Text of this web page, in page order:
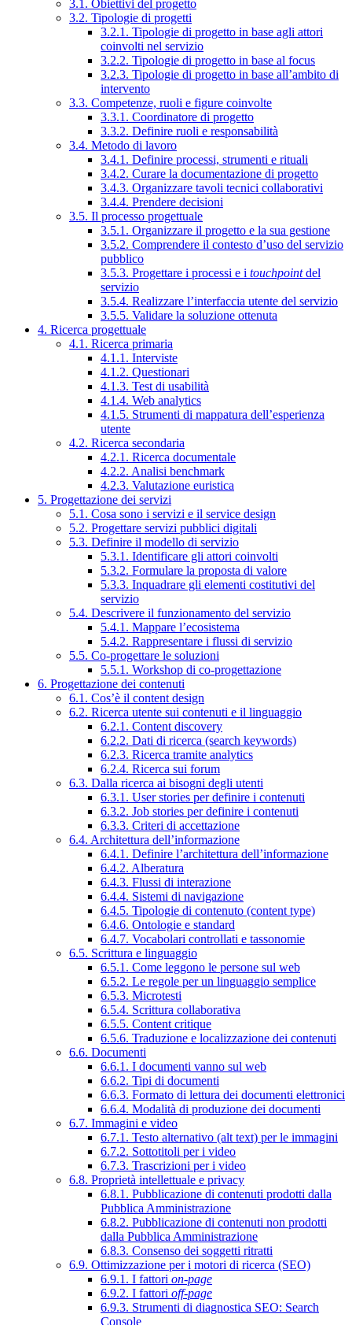
3.1. Obiettivi del progetto
3.2. Tipologie di progetti
3.2.1. Tipologie di progetto in base agli attori
coinvolti nel servizio
3.2.2. Tipologie di progetto in base al focus
3.2.3. Tipologie di progetto in base all’ambito di
intervento
3.3. Competenze, ruoli e figure coinvolte
3.3.1. Coordinatore di progetto
3.3.2. Definire ruoli e responsabilità
3.4. Metodo di lavoro
3.4.1. Definire processi, strumenti e rituali
3.4.2. Curare la documentazione di progetto
3.4.3. Organizzare tavoli tecnici collaborativi
3.4.4. Prendere decisioni
3.5. Il processo progettuale
3.5.1. Organizzare il progetto e la sua gestione
3.5.2. Comprendere il contesto d’uso del servizio
pubblico
3.5.3. Progettare i processi e i touchpointdel
servizio
3.5.4. Realizzare l’interfaccia utente del servizio
3.5.5. Validare la soluzione ottenuta
4. Ricerca progettuale
4.1. Ricerca primaria
4.1.1. Interviste
4.1.2. Questionari
4.1.3. Test di usabilità
4.1.4. Web analytics
4.1.5. Strumenti di mappatura dell’esperienza
utente
4.2. Ricerca secondaria
4.2.1. Ricerca documentale
4.2.2. Analisi benchmark
4.2.3. Valutazione euristica
5. Progettazione dei servizi
5.1. Cosa sono i servizi e il service design
5.2. Progettare servizi pubblici digitali
5.3. Definire il modello di servizio
5.3.1. Identificare gli attori coinvolti
5.3.2. Formulare la proposta di valore
5.3.3. Inquadrare gli elementi costitutivi del
servizio
5.4. Descrivere il funzionamento del servizio
5.4.1. Mappare l’ecosistema
5.4.2. Rappresentare i flussi di servizio
5.5. Co-progettare le soluzioni
5.5.1. Workshop di co-progettazione
6. Progettazione dei contenuti
6.1. Cos’è il content design
6.2. Ricerca utente sui contenuti e il linguaggio
6.2.1. Content discovery
6.2.2. Dati di ricerca (search keywords)
6.2.3. Ricerca tramite analytics
6.2.4. Ricerca sui forum
6.3. Dalla ricerca ai bisogni degli utenti
6.3.1. User stories per definire i contenuti
6.3.2. Job stories per definire i contenuti
6.3.3. Criteri di accettazione
6.4. Architettura dell’informazione
6.4.1. Definire l’architettura dell’informazione
6.4.2. Alberatura
6.4.3. Flussi di interazione
6.4.4. Sistemi di navigazione
6.4.5. Tipologie di contenuto (content type)
6.4.6. Ontologie e standard
6.4.7. Vocabolari controllati e tassonomie
6.5. Scrittura e linguaggio
6.5.1. Come leggono le persone sul web
6.5.2. Le regole per un linguaggio semplice
6.5.3. Microtesti
6.5.4. Scrittura collaborativa
6.5.5. Content critique
6.5.6. Traduzione e localizzazione dei contenuti
6.6. Documenti
6.6.1. I documenti vanno sul web
6.6.2. Tipi di documenti
6.6.3. Formato di lettura dei documenti elettronici
6.6.4. Modalità di produzione dei documenti
6.7. Immagini e video
6.7.1. Testo alternativo (alt text) per le immagini
6.7.2. Sottotitoli per i video
6.7.3. Trascrizioni per i video
6.8. Proprietà intellettuale e privacy
6.8.1. Pubblicazione di contenuti prodotti dalla
Pubblica Amministrazione
6.8.2. Pubblicazione di contenuti non prodotti
dalla Pubblica Amministrazione
6.8.3. Consenso dei soggetti ritratti
6.9. Ottimizzazione per i motori di ricerca (SEO)
6.9.1. I fattori on-page
6.9.2. I fattori off-page
6.9.3. Strumenti di diagnostica SEO: Search
Console